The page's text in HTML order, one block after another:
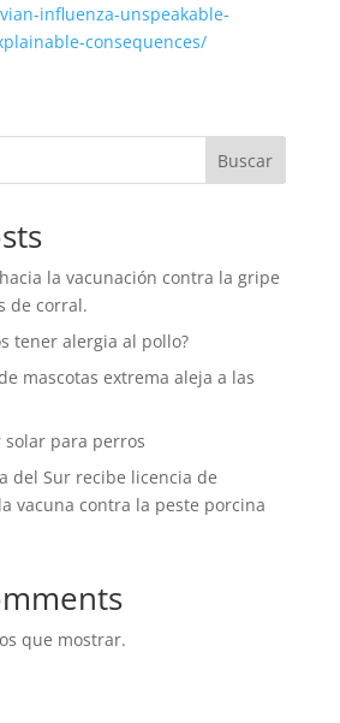
influenza-unspeakable-
consequences/
Buscar
la vacunación contra la gripe
de corral.
tener alergia al pollo?
mascotas extrema aleja a las
para perros
del Sur recibe licencia de
vacuna contra la peste porcina
que mostrar.